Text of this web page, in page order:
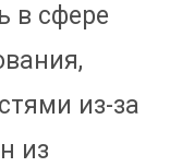
в сфере
из-за
из